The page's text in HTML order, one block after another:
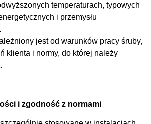
temperaturach, typowych
i przemysłu
jest od warunków pracy śruby,
klienta i normy, do której należy
i zgodność z normami